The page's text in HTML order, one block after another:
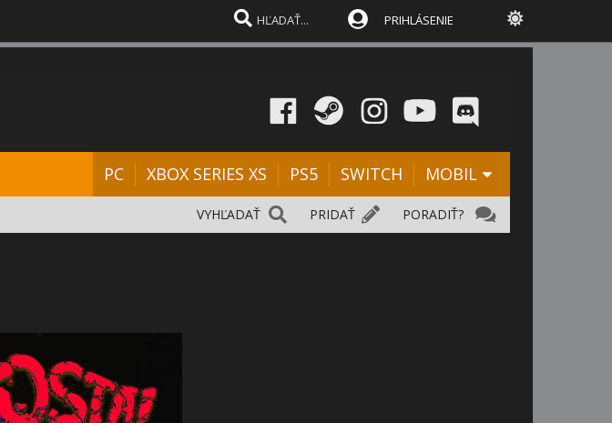
PRIHLÁSENIE
PC XBOX SERIES XS PS5 SWITCH MOBIL
PORADIŤ?
PRIDAŤ
VYHĽADAŤ